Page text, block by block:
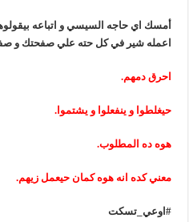
أمسك اي حاجه السيسي و اتباعه
اعمله شير في كل حته علي صفحتك و
احرق دمهم.
حيغلطوا و ينفعلوا و يشتموا.
هوه ده المطلوب.
معني كده انه هوه كمان حيعمل زيهم.
#اوعي_تسكت